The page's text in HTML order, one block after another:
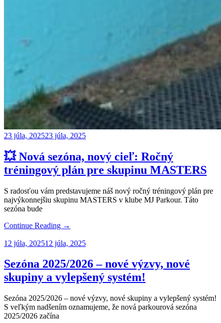
23 júla, 202523 júla, 2025
💥 Nová sezóna, nový cieľ: Ročný
tréningový plán pre skupinu MASTERS
S radosťou vám predstavujeme náš nový ročný tréningový plán pre
najvýkonnejšiu skupinu MASTERS v klube MJ Parkour. Táto
sezóna bude
Continue Reading →
12 júla, 202512 júla, 2025
Sezóna 2025/2026 – nové výzvy, nové
skupiny a vylepšený systém!
Sezóna 2025/2026 – nové výzvy, nové skupiny a vylepšený systém!
S veľkým nadšením oznamujeme, že nová parkourová sezóna
2025/2026 začína